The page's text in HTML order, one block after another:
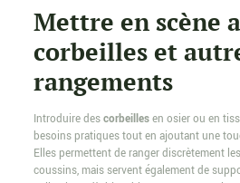
Mettre en scène
corbeilles et
rangements
Introduire descorbeillesen osier ou en
besoins pratiques tout en ajoutant une
Elles permettent de ranger discrètement
coussins, mais servent également de